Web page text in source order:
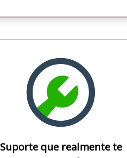
Suporte que realmente te